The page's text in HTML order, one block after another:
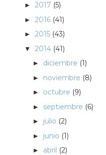
► 2017 (5)
► 2016 (41)
► 2015 (43)
▼ 2014 (41)
► diciembre (1)
► noviembre (8)
► octubre (9)
► septiembre (6)
► julio (2)
► junio (1)
► abril (2)